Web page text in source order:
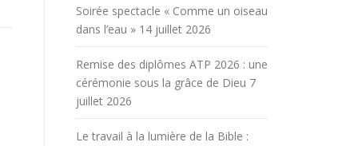
Soirée spectacle « Comme un oiseau
dans l’eau » 14 juillet 2026
Remise des diplômes ATP 2026 : une
cérémonie sous la grâce de Dieu 7
juillet 2026
Le travail à la lumière de la Bible :